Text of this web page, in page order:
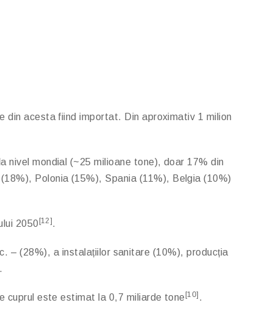
din acesta fiind importat. Din aproximativ 1 milion
nivel mondial (~25 milioane tone), doar 17% din
Polonia (15%), Spania (11%), Belgia (10%)
2050 [12] .
– (28%), a instalațiilor sanitare (10%), producția
cuprul este estimat la 0,7 miliarde tone [10] .